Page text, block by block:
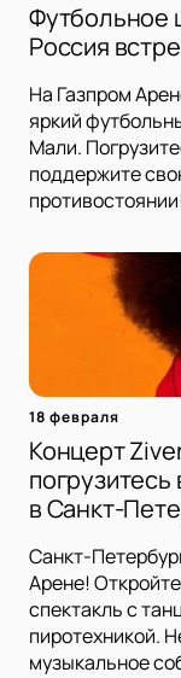
Футбольное
Россия
На Газпром
яркий
Мали.
поддержите
18 февраля
Концерт
в Санкт-
Санкт-
Арене!
спектакль с
пиротехникой.
музыкальное